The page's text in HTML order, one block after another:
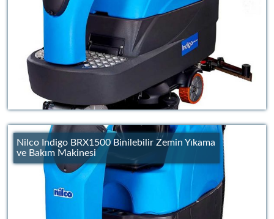
Nilco Indigo BRX1500 Binilebilir Zemin Yıkama
ve Bakım Makinesi